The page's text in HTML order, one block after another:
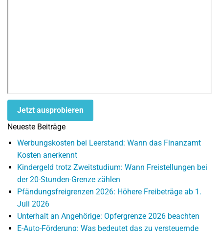
Jetzt ausprobieren
Neueste Beiträge
Werbungskosten bei Leerstand: Wann das Finanzamt
Kosten anerkennt
Kindergeld trotz Zweitstudium: Wann Freistellungen bei
der 20-Stunden-Grenze zählen
Pfändungsfreigrenzen 2026: Höhere Freibeträge ab 1.
Juli 2026
Unterhalt an Angehörige: Opfergrenze 2026 beachten
E-Auto-Förderung: Was bedeutet das zu versteuernde